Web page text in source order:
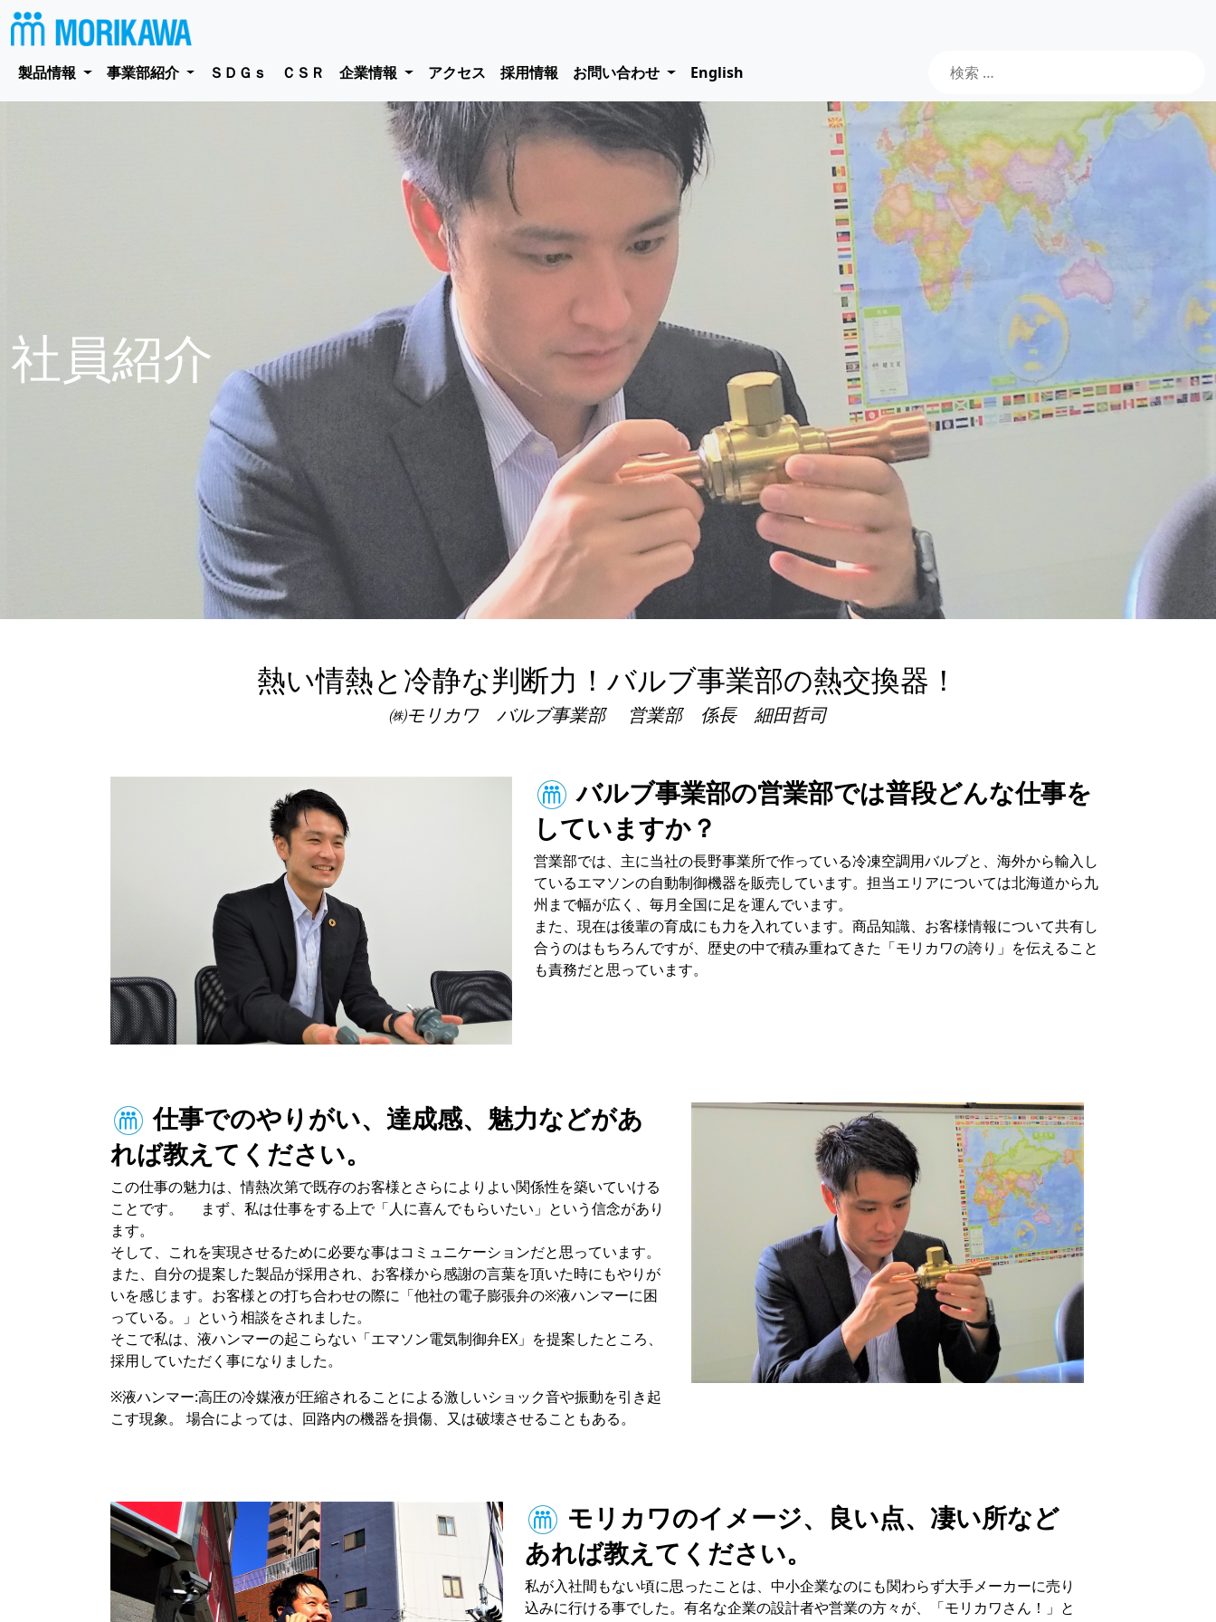
製品情報 事業部紹介 ＳＤＧｓ ＣＳＲ 企業情報 アクセス 採用情報 お問い合わせ English
社員紹介
熱い情熱と冷静な判断力！バルブ事業部の熱交換器！
㈱モリカワ バルブ事業部 営業部 係長 細田哲司
バルブ事業部の営業部では普段どんな仕事を
していますか？
営業部では、主に当社の長野事業所で作っている冷凍空調用バルブと、海外から輸入し
ているエマソンの自動制御機器を販売しています。担当エリアについては北海道から九
州まで幅が広く、毎月全国に足を運んでいます。
また、現在は後輩の育成にも力を入れています。商品知識、お客様情報について共有し
合うのはもちろんですが、歴史の中で積み重ねてきた「モリカワの誇り」を伝えること
も責務だと思っています。
仕事でのやりがい、達成感、魅力などがあ
れば教えてください。
この仕事の魅力は、情熱次第で既存のお客様とさらによりよい関係性を築いていける
ことです。 まず、私は仕事をする上で「人に喜んでもらいたい」という信念があり
ます。
そして、これを実現させるために必要な事はコミュニケーションだと思っています。
また、自分の提案した製品が採用され、お客様から感謝の言葉を頂いた時にもやりが
いを感じます。お客様との打ち合わせの際に「他社の電子膨張弁の※液ハンマーに困
っている。」という相談をされました。
そこで私は、液ハンマーの起こらない「エマソン電気制御弁EX」を提案したところ、
採用していただく事になりました。
※液ハンマー:高圧の冷媒液が圧縮されることによる激しいショック音や振動を引き起
こす現象。 場合によっては、回路内の機器を損傷、又は破壊させることもある。
モリカワのイメージ、良い点、凄い所など
あれば教えてください。
私が入社間もない頃に思ったことは、中小企業なのにも関わらず大手メーカーに売り
込みに行ける事でした。有名な企業の設計者や営業の方々が、「モリカワさん！」と